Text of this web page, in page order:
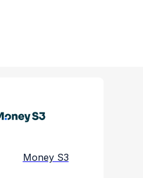
a služby
Money S3